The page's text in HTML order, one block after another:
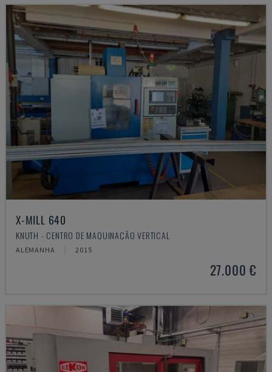
X-MILL 640
KNUTH - CENTRO DE MAQUINAÇÃO VERTICAL
ALEMANHA 2015
27.000 €